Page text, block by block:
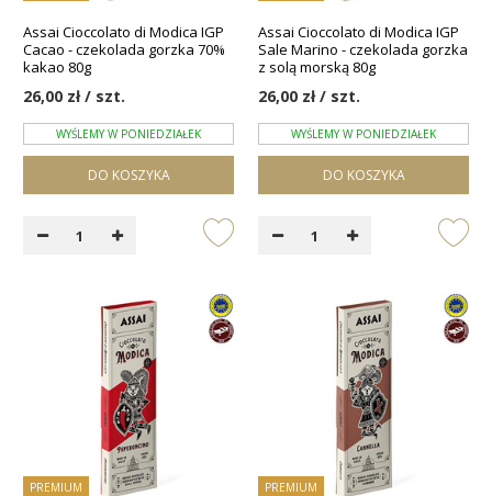
Assai Cioccolato di Modica IGP
Cacao - czekolada gorzka 70%
kakao 80g
26,00 zł / szt.
WYŚLEMY W PONIEDZIAŁEK
DO KOSZYKA
Assai Cioccolato di Modica IGP
Sale Marino - czekolada gorzka
z solą morską 80g
26,00 zł / szt.
WYŚLEMY W PONIEDZIAŁEK
DO KOSZYKA
PREMIUM PREMIUM